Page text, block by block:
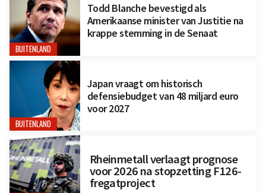
BUITENLAND
Todd Blanche bevestigd als
Amerikaanse minister van Justitie na
krappe stemming in de Senaat
BUITENLAND
Japan vraagt om historisch
defensiebudget van 48 miljard euro
voor 2027
Rheinmetall verlaagt prognose
voor 2026 na stopzetting F126-
fregatproject